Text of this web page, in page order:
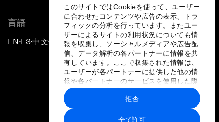
このサイトではCookieを使って、ユーザー
に合わせたコンテンツや広告の表示、トラ
フィックの分析を行っています。またユー
ザーによるサイトの利用状況についても情
報を収集し、ソーシャルメディアや広告配
信、データ解析の各パートナーに情報を共
有しています。ここで収集された情報は、
ユーザーが各パートナーに提供した他の情
報や各パートナーのサービスを使用した際
に収集された情報と組み合わされ、各パー
トナーによって使用されることがありま
す。
全て許可
拒否
言語
EN ▪ES▪中文▪ 日本語
プライバシーポリシーと利用規約